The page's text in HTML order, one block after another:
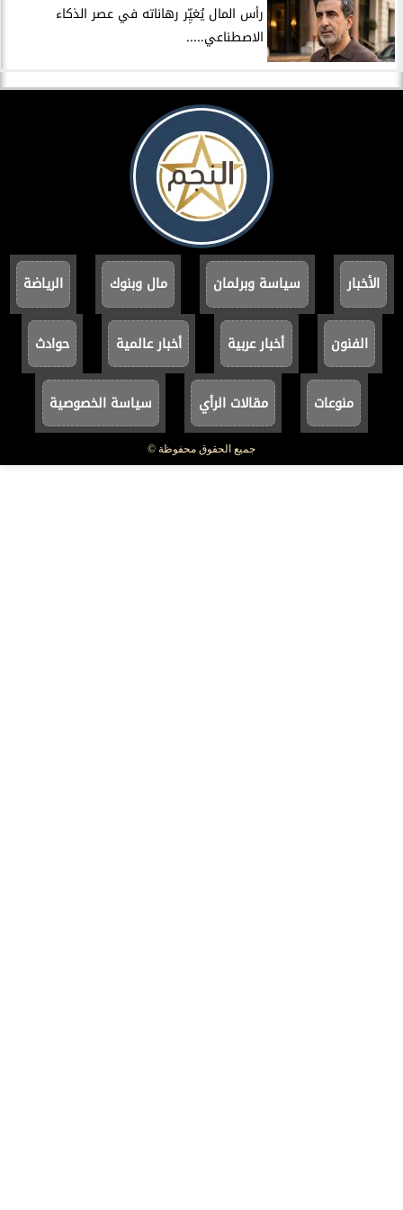
رأس المال يُغيِّر رهاناته في عصر الذكاء
الاصطناعي.....
الأخبار سياسة وبرلمان مال وبنوك الرياضة
الفنون أخبار عربية أخبار عالمية حوادث
منوعات مقالات الرأي سياسة الخصوصية
جميع الحقوق محفوظة ©